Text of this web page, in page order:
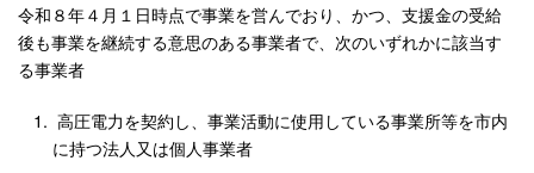
令和８年４月１日時点で事業を営んでおり、かつ、支援金の受給
後も事業を継続する意思のある事業者で、次のいずれかに該当す
る事業者
高圧電力を契約し、事業活動に使用している事業所等を市内
に持つ法人又は個人事業者